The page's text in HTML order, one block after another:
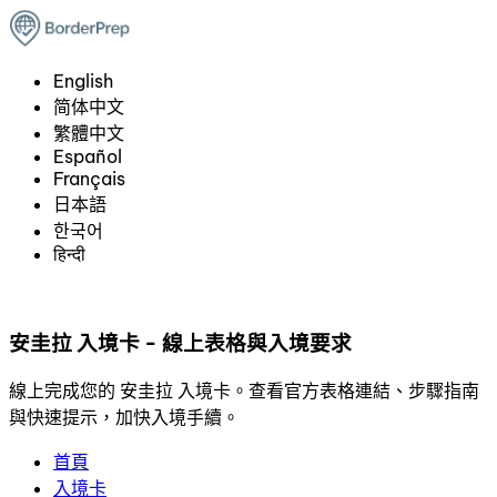
English
简体中文
繁體中文
Español
Français
日本語
한국어
हिन्दी
安圭拉 入境卡 - 線上表格與入境要求
線上完成您的 安圭拉 入境卡。查看官方表格連結、步驟指南
與快速提示，加快入境手續。
首頁
入境卡